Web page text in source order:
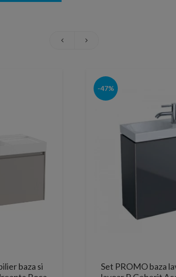
baza si
-47%
Set PROMO baza